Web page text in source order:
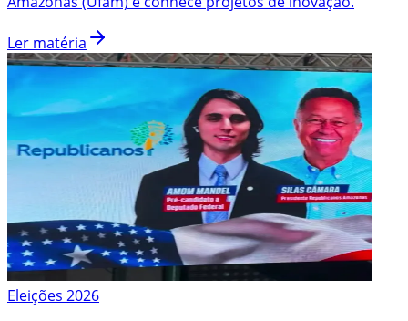
Ler matéria
Eleições 2026